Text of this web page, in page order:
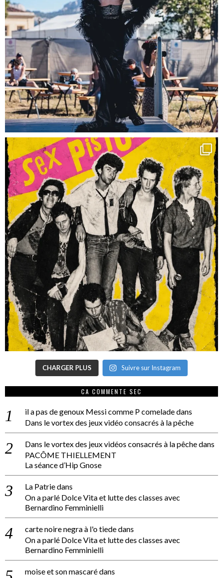
CHARGER PLUS Suivre sur Instagram
CA COMMENTE SEC
il a pas de genoux Messi comme P comeladedans
Dans le vortex des jeux vidéo consacrés à la pêche
Dans le vortex des jeux vidéos consacrés à la pêchedans
PACÔME THIELLEMENT
La séance d’Hip Gnose
La Patriedans
On a parlé Dolce Vita et lutte des classes avec
Bernardino Femminielli
carte noire negra à l'o tiededans
On a parlé Dolce Vita et lutte des classes avec
Bernardino Femminielli
moise et son mascarédans